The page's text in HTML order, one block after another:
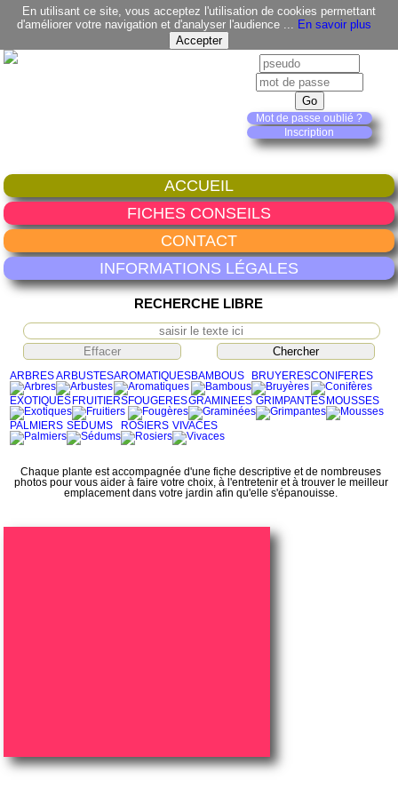
En utilisant ce site, vous acceptez l'utilisation de cookies permettant
d'améliorer votre navigation et d'analyser l'audience ... En savoir plus
Mot de passe oublié ?
Inscription
ACCUEIL
FICHES CONSEILS
CONTACT
INFORMATIONS LÉGALES
RECHERCHE LIBRE
ARBRESARBUSTESAROMATIQUESBAMBOUS BRUYERESCONIFERES
EXOTIQUES FRUITIERSFOUGERESGRAMINEES GRIMPANTES MOUSSES
PALMIERS SEDUMS ROSIERS VIVACES
Chaque plante est accompagnée d'une fiche descriptive et de nombreuses
photos pour vous aider à faire votre choix, à l'entretenir et à trouver le meilleur
emplacement dans votre jardin afin qu'elle s'épanouisse.